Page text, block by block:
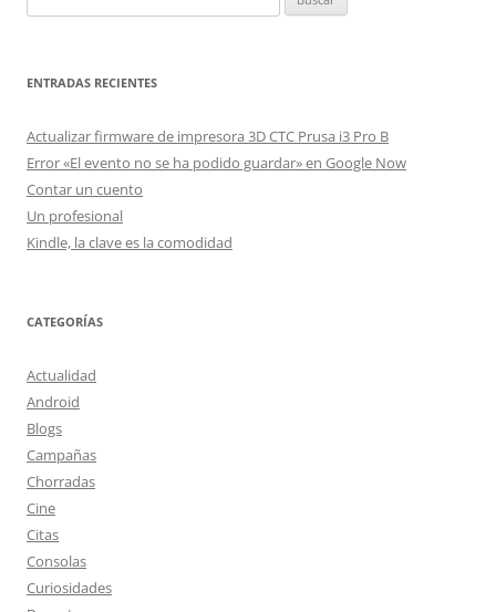
ENTRADAS RECIENTES
Actualizar firmware de impresora 3D CTC Prusa i3 Pro B
Error «El evento no se ha podido guardar» en Google Now
Contar un cuento
Un profesional
Kindle, la clave es la comodidad
CATEGORÍAS
Actualidad
Android
Blogs
Campañas
Chorradas
Cine
Citas
Consolas
Curiosidades